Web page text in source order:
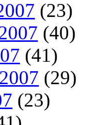
(23)
(40)
(41)
(29)
(23)